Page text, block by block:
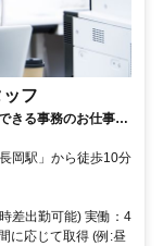
フ
きる事務のお仕事で
「北長岡駅」から徒歩10分
差出勤可能) 実働：4
に応じて取得 (例:昼